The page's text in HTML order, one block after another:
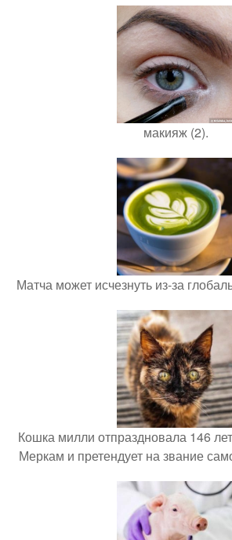
макияж (2).
Матча может исчезнуть из-за
Кошка милли отпраздновала 146
Меркам и претендует на звание